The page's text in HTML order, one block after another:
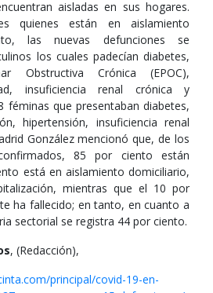
aisladas en sus hogares.
quienes están en aislamiento
las nuevas defunciones se
los cuales padecían diabetes,
Obstructiva Crónica (EPOC),
insuficiencia renal crónica y
féminas que presentaban diabetes,
hipertensión, insuficiencia renal
González mencionó que, de los
85 por ciento están
está en aislamiento domiciliario,
mientras que el 10 por
ha fallecido; en tanto, en cuanto a
sectorial se registra 44 por ciento.
, (Redacción),
principal/covid-19-en-